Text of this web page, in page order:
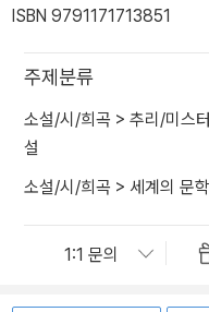
ISBN 9791171713851
주제분류
소설/시/희곡 > 추리/미스
설
소설/시/희곡 > 세계의 문학